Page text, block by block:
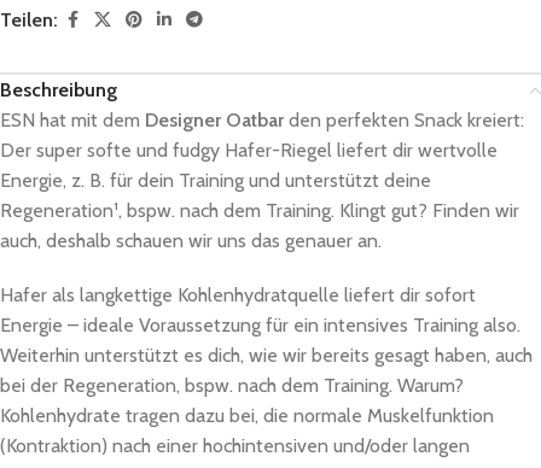
Teilen:
Beschreibung
ESN hat mit dem Designer Oatbarden perfekten Snack kreiert:
Der super softe und fudgy Hafer-Riegel liefert dir wertvolle
Energie, z. B. für dein Training und unterstützt deine
Regeneration¹, bspw. nach dem Training. Klingt gut? Finden wir
auch, deshalb schauen wir uns das genauer an.
Hafer als langkettige Kohlenhydratquelle liefert dir sofort
Energie – ideale Voraussetzung für ein intensives Training also.
Weiterhin unterstützt es dich, wie wir bereits gesagt haben, auch
bei der Regeneration, bspw. nach dem Training. Warum?
Kohlenhydrate tragen dazu bei, die normale Muskelfunktion
(Kontraktion) nach einer hochintensiven und/oder langen